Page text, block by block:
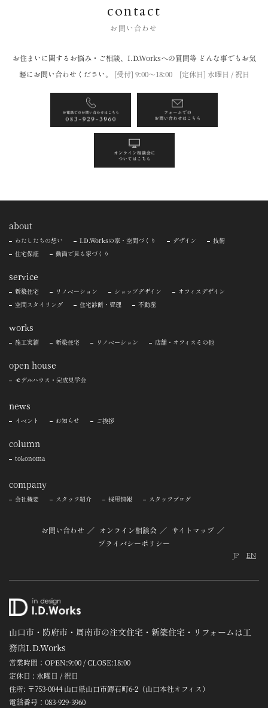
contact
お問い合わせ
お住まいに関するお悩み・ご相談、I.D.Worksへの質問等 どんな事でもお気
軽にお問い合わせください。 [受付] 9:00〜18:00 [定休日] 水曜日 / 祝日
about
わたしたちの想い I.D.Worksの家・空間づくり デザイン 技術
住宅保証 動画で見る家づくり
service
新築住宅 リノベーション ショップデザイン オフィスデザイン
空間スタイリング 住宅診断・管理 不動産
works
施工実績 新築住宅 リノベーション 店舗・オフィスその他
open house
モデルハウス・完成見学会
news
イベント お知らせ ご挨拶
column
tokonoma
company
会社概要 スタッフ紹介 採用情報 スタッフブログ
お問い合わせ オンライン相談会
サイトマップ
プライバシーポリシー
JP EN
山口市・防府市・周南市の注文住宅・新築住宅・リフォームは工
務店I.D.Works
営業時間：OPEN:9:00 / CLOSE:18:00
定休日 : 水曜日 / 祝日
住所: 〒753-0044 山口県山口市鰐石町6-2（山口本社オフィス）
電話番号： 083-929-3960